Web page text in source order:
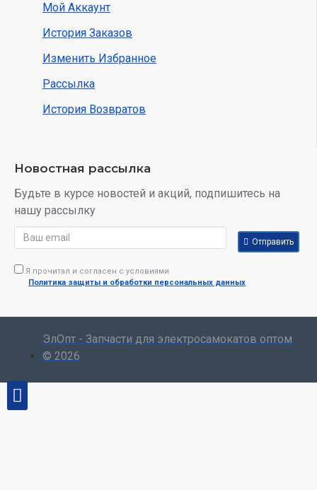
Мой Аккаунт
История Заказов
Изменить Избранное
Рассылка
История Возвратов
Новостная рассылка
Будьте в курсе новостей и акций, подпишитесь на
нашу рассылку
Отправить
Я прочитал и согласен с условиями
Политика защиты и обработки персональных данных
ЭлОпт - Запчасти для электросамокатов оптом
© 2026